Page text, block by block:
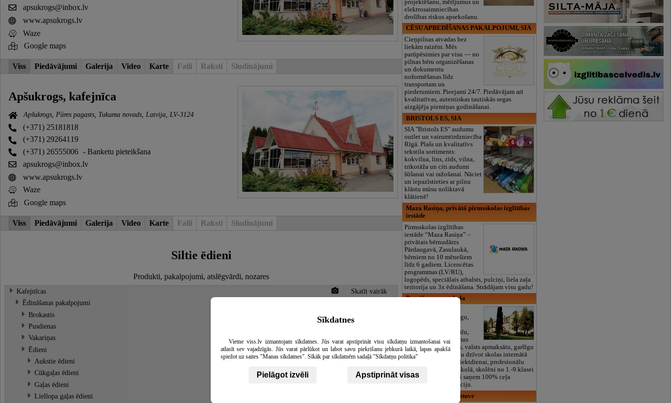
apsukrogs@inbox.lv
www.apsukrogs.lv
Waze
Google maps
Viss Piedāvājumi Galerija Video Karte Faili Raksti Sludinājumi
Apšukrogs, kafejnīca
Apšukrogs, Pūres pagasts, Tukuma novads, Latvija, LV-3124
(+371) 25181818
(+371) 29264119
(+371) 26555006 - Banketu pieteikšana
apsukrogs@inbox.lv
www.apsukrogs.lv
Waze
Google maps
Viss Piedāvājumi Galerija Video Karte Faili Raksti Sludinājumi
Siltie ēdieni
Produkti, pakalpojumi, atslēgvārdi, nozares
Kafejnīcas
Skatīt vairāk
Ēdināšanas pakalpojumi
Brokastis
Pusdienas
Vakariņas
Ēdieni
Skatīt vairāk
Aukstie ēdieni
Cūkgaļas ēdieni
Gaļas ēdieni
Liellopa gaļas ēdieni
projektēšanu, mērījumus un
elektrosaimniecības
drošības riskus apsekošanu.
CĒSU APBEDĪŠANAS PAKALPOJUMI, SIA
Cieņpilnas atvadas bez
liekām raizēm. Mēs
parūpēsimies par visu — no
pilnas bēru organizēšanas
un dokumentu
noformēšanas līdz
transportam un
piederumiem. Pieejami 24/7. Piedāvājam arī
kvalitatīvas, autentiskas tautiskās segas
aizgājēja piemiņas godināšanai.
BRISTOLS ES, SIA
SIA "Bristols ES" audumu
outlet un vairumtirdzniecība
Rīgā. Plašs un kvalitatīvs
tekstila sortiments:
kokvilna, lins, zīds, vilna,
trikotāža un citi audumi
šūšanai vai ražošanai. Nāciet
un iepazīstieties ar pilnu
klāstu mūsu noliktavā
klātienē!
Maza Rasiņa, privātā pirmsskolas izglītības
iestāde
Pirmsskolas izglītības
iestāde “Maza Rasiņa” –
privātais bērnudārzs
Pārdaugavā, Zasulaukā,
bērniem no 10 mēnešiem
līdz 6 gadiem. Licencētas
programmas (LV/RU),
logopēds, speciālais atbalsts, pulciņi, liela zaļa
teritorija un 3x ēdināšana. Strādājam visu gadu!
Pamūšas pamatskola
profesionālu, atsaucīgu,
pedagoģisko personālu,
interesantus pasākumus
skolā un ārpus skolas, valsts apmaksātu, garšīgu
4 x ēdināšanu, iespēju dzīvot skolas internātā
no pirmdienas līdz piektdienai, profesionālu
medicīnisko aprūpi skolā, skolēni no 1.-9.klasei
un Arodklašu skolēni saņem 100% ceļa
izdevumu kompensāciju.
Zeltiņu vēstures krātuve
Sīkdatnes
Vietne viss.lv izmantojam sīkdatnes. Jūs varat apstiprināt visu sīkdatņu izmantošanai vai
atlasīt sev vajadzīgās. Jūs varat pārlūkot un labot savu piekrišanu jebkurā laikā, lapas apakšā
spiežot uz saites "Manas sīkdatnes". Sīkāk par sīkdatnēm sadaļā "Sīkdatņu politika"
Pielāgot izvēli Apstiprināt visas